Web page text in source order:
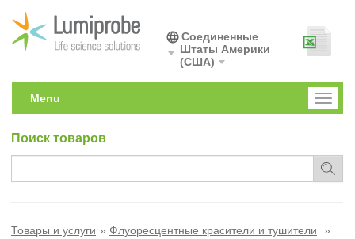
Соединенные
Штаты Америки
(США)
Toggle
Menu
Поиск товаров
Товары и услуги
Флуоресцентные красители и тушители